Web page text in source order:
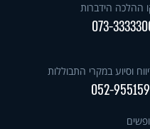
ההלכה הידברות
073-
וסיוע במקרי התבוללות
052-